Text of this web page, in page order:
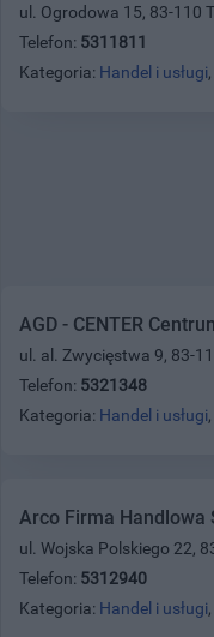
ul. Ogrodowa 15, 83-110
Telefon: 5311811
Kategoria: Handel i usługi
AGD - CENTER
ul. al. Zwycięstwa 9, 83-
Telefon: 5321348
Kategoria: Handel i usługi
Arco Firma Handlowa
ul. Wojska Polskiego 22,
Telefon: 5312940
Kategoria: Handel i usługi